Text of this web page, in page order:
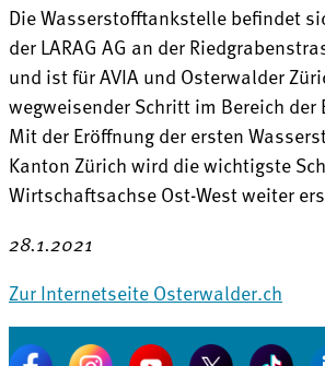
Die Wasserstofftankstelle befindet
der LARAG AG an der
und ist für AVIA und Osterwalder
wegweisender Schritt im Bereich
Mit der Eröffnung der ersten
Kanton Zürich wird die wichtigste
Wirtschaftsachse Ost-West weiter
28.1.2021
Zur Internetseite Osterwalder.ch